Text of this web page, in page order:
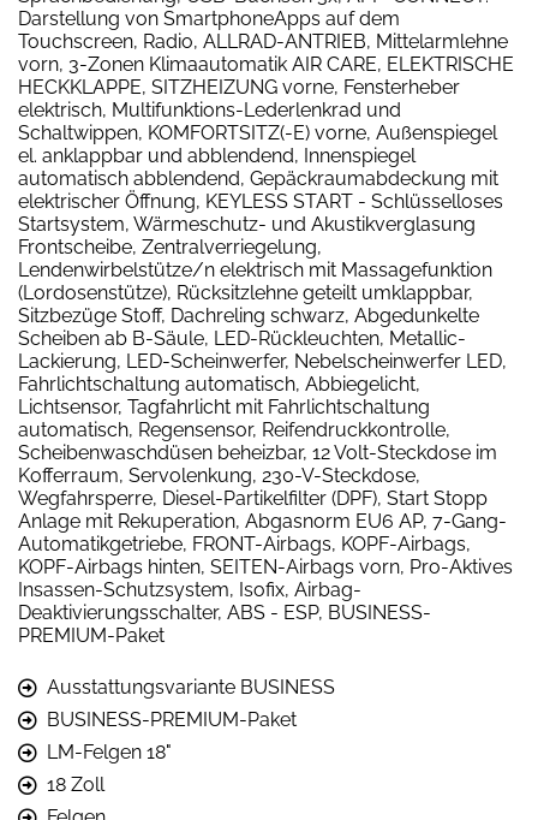
Darstellung von SmartphoneApps auf dem
Touchscreen, Radio, ALLRAD-ANTRIEB, Mittelarmlehne
vorn, 3-Zonen Klimaautomatik AIR CARE, ELEKTRISCHE
HECKKLAPPE, SITZHEIZUNG vorne, Fensterheber
elektrisch, Multifunktions-Lederlenkrad und
Schaltwippen, KOMFORTSITZ(-E) vorne, Außenspiegel
el. anklappbar und abblendend, Innenspiegel
automatisch abblendend, Gepäckraumabdeckung mit
elektrischer Öffnung, KEYLESS START - Schlüsselloses
Startsystem, Wärmeschutz- und Akustikverglasung
Frontscheibe, Zentralverriegelung,
Lendenwirbelstütze/n elektrisch mit Massagefunktion
(Lordosenstütze), Rücksitzlehne geteilt umklappbar,
Sitzbezüge Stoff, Dachreling schwarz, Abgedunkelte
Scheiben ab B-Säule, LED-Rückleuchten, Metallic-
Lackierung, LED-Scheinwerfer, Nebelscheinwerfer LED,
Fahrlichtschaltung automatisch, Abbiegelicht,
Lichtsensor, Tagfahrlicht mit Fahrlichtschaltung
automatisch, Regensensor, Reifendruckkontrolle,
Scheibenwaschdüsen beheizbar, 12 Volt-Steckdose im
Kofferraum, Servolenkung, 230-V-Steckdose,
Wegfahrsperre, Diesel-Partikelfilter (DPF), Start Stopp
Anlage mit Rekuperation, Abgasnorm EU6 AP, 7-Gang-
Automatikgetriebe, FRONT-Airbags, KOPF-Airbags,
KOPF-Airbags hinten, SEITEN-Airbags vorn, Pro-Aktives
Insassen-Schutzsystem, Isofix, Airbag-
Deaktivierungsschalter, ABS - ESP, BUSINESS-
PREMIUM-Paket
Ausstattungsvariante BUSINESS
BUSINESS-PREMIUM-Paket
LM-Felgen 18"
18 Zoll